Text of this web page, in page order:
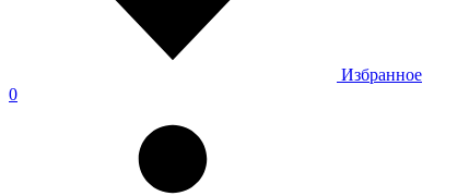
Избранное
0